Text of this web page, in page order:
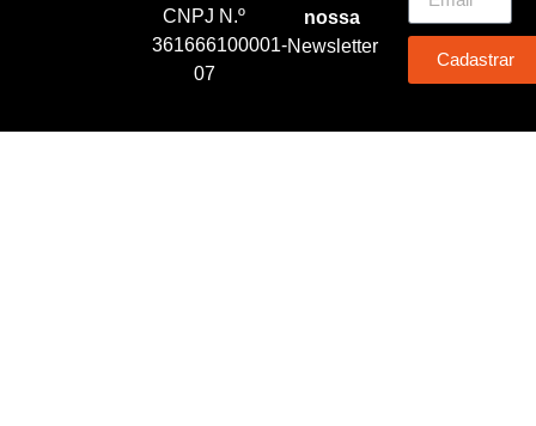
CNPJ N.º
361666100001-
07
nossa
Newsletter
Cadastrar